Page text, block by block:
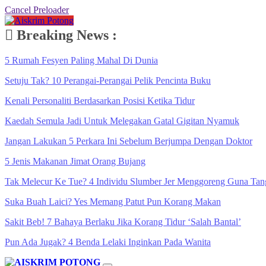
Cancel Preloader
Breaking News :
5 Rumah Fesyen Paling Mahal Di Dunia
Setuju Tak? 10 Perangai-Perangai Pelik Pencinta Buku
Kenali Personaliti Berdasarkan Posisi Ketika Tidur
Kaedah Semula Jadi Untuk Melegakan Gatal Gigitan Nyamuk
Jangan Lakukan 5 Perkara Ini Sebelum Berjumpa Dengan Doktor
5 Jenis Makanan Jimat Orang Bujang
Tak Melecur Ke Tue? 4 Individu Slumber Jer Menggoreng Guna
Suka Buah Laici? Yes Memang Patut Pun Korang Makan
Sakit Beb! 7 Bahaya Berlaku Jika Korang Tidur ‘Salah Bantal’
Pun Ada Jugak? 4 Benda Lelaki Inginkan Pada Wanita